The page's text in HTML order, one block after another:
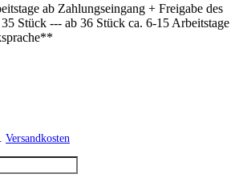
ab Zahlungseingang + Freigabe des
Stück --- ab 36 Stück ca. 6-15 Arbeitstage
Versandkosten